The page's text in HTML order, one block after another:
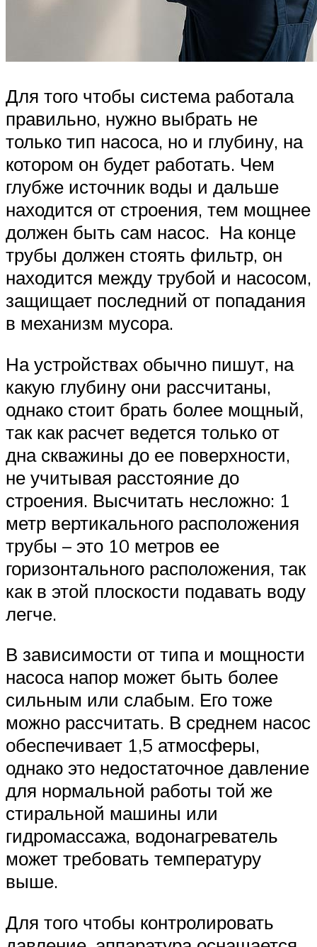
Для того чтобы система работала
правильно, нужно выбрать не
только тип насоса, но и глубину, на
котором он будет работать. Чем
глубже источник воды и дальше
находится от строения, тем мощнее
должен быть сам насос. На конце
трубы должен стоять фильтр, он
находится между трубой и насосом,
защищает последний от попадания
в механизм мусора.
На устройствах обычно пишут, на
какую глубину они рассчитаны,
однако стоит брать более мощный,
так как расчет ведется только от
дна скважины до ее поверхности,
не учитывая расстояние до
строения. Высчитать несложно: 1
метр вертикального расположения
трубы – это 10 метров ее
горизонтального расположения, так
как в этой плоскости подавать воду
легче.
В зависимости от типа и мощности
насоса напор может быть более
сильным или слабым. Его тоже
можно рассчитать. В среднем насос
обеспечивает 1,5 атмосферы,
однако это недостаточное давление
для нормальной работы той же
стиральной машины или
гидромассажа, водонагреватель
может требовать температуру
выше.
Для того чтобы контролировать